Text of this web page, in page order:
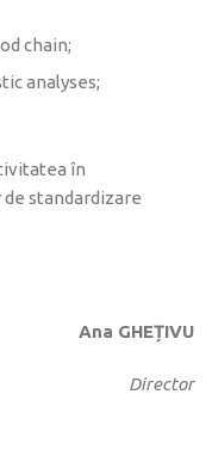
chain;
analyses;
în
standardizare
Ana GHEȚIVU
Director